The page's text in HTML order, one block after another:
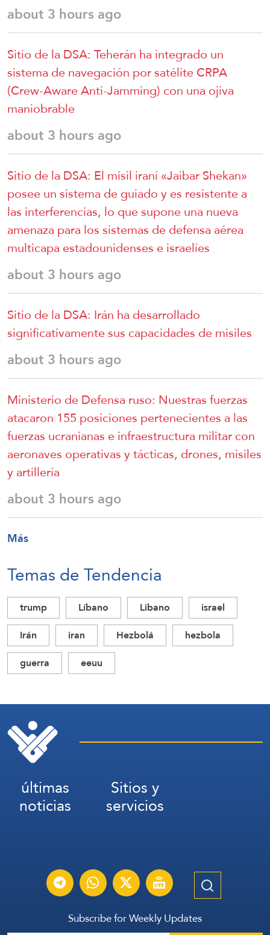
about 3 hours ago
Sitio de la DSA: Teherán ha integrado un
sistema de navegación por satélite CRPA
(Crew-Aware Anti-Jamming) con una ojiva
maniobrable
about 3 hours ago
Sitio de la DSA: El misil iraní «Jaibar Shekan»
posee un sistema de guiado y es resistente a
las interferencias, lo que supone una nueva
amenaza para los sistemas de defensa aérea
multicapa estadounidenses e israelíes
about 3 hours ago
Sitio de la DSA: Irán ha desarrollado
significativamente sus capacidades de misiles
about 3 hours ago
Ministerio de Defensa ruso: Nuestras fuerzas
atacaron 155 posiciones pertenecientes a las
fuerzas ucranianas e infraestructura militar con
aeronaves operativas y tácticas, drones, misiles
y artillería
about 3 hours ago
Más
Temas de Tendencia
trump Líbano Libano
israel
Irán
iran Hezbolá
hezbola
guerra
eeuu
últimas
noticias
Sitios y
servicios
Subscribe for Weekly Updates